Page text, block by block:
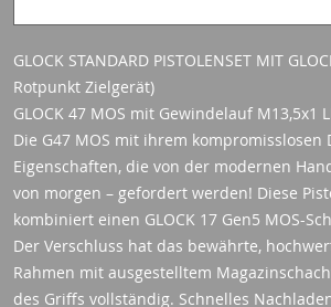
GLOCK STANDARD PISTOLENSET MIT
Rotpunkt Zielgerät)
GLOCK 47 MOS mit Gewindelauf M13,5x1
Die G47 MOS mit ihrem kompromisslosen
Eigenschaften, die von der modernen
von morgen – gefordert werden! Diese
kombiniert einen GLOCK 17 Gen5 MOS-
Der Verschluss hat das bewährte,
Rahmen mit ausgestelltem
des Griffs vollständig. Schnelles